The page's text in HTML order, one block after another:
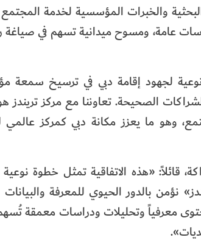
والخبرات المؤسسية لخدمة المجتمع
عامة، ومسوح ميدانية تسهم في صياغة
لجهود إقامة دبي في ترسيخ سمعة
الصحيحة. تعاوننا مع مركز تريندز
وهو ما يعزز مكانة دبي كمركز
قائلاً: «هذه الاتفاقية تمثل خطوة
نؤمن بالدور الحيوي للمعرفة
معرفياً وتحليلات ودراسات معمقة